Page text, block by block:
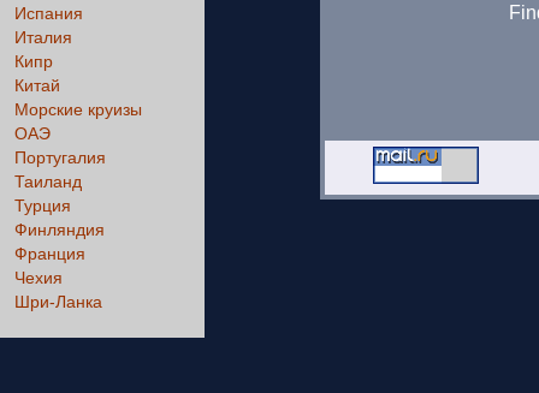
Испания
Италия
Кипр
Китай
Морские круизы
ОАЭ
Португалия
Таиланд
Турция
Финляндия
Франция
Чехия
Шри-Ланка